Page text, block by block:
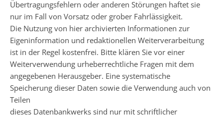
Übertragungsfehlern oder anderen Störungen haftet sie
nur im Fall von Vorsatz oder grober Fahrlässigkeit.
Die Nutzung von hier archivierten Informationen zur
Eigeninformation und redaktionellen Weiterverarbeitung
ist in der Regel kostenfrei. Bitte klären Sie vor einer
Weiterverwendung urheberrechtliche Fragen mit dem
angegebenen Herausgeber. Eine systematische
Speicherung dieser Daten sowie die Verwendung auch von
Teilen
dieses Datenbankwerks sind nur mit schriftlicher